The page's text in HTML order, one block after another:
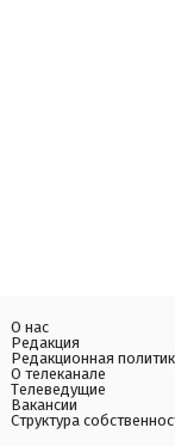
О нас
Редакция
Редакционная
О телеканале
Телеведущие
Вакансии
Структура